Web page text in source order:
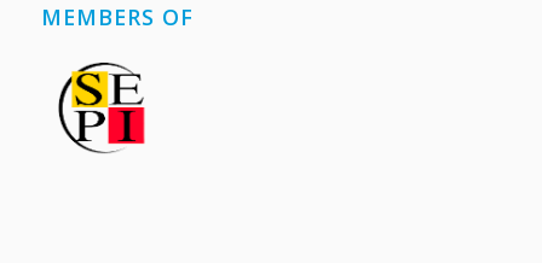
MEMBERS OF